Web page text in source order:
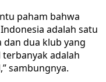
paham bahwa
adalah satu
dua klub yang
adalah
sambungnya.